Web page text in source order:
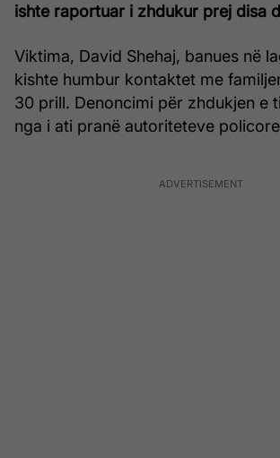
ishte raportuar i zhdukur prej disa
Viktima, David Shehaj, banues në
kishte humbur kontaktet me
30 prill. Denoncimi për zhdukjen e
nga i ati pranë autoriteteve